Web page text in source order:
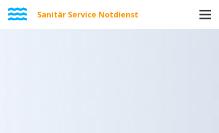
Sanitär Service Notdienst